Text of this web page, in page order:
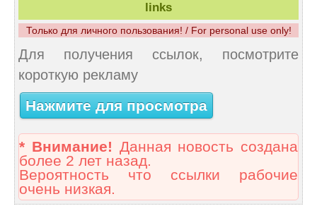
links
Только для личного пользования! / For personal use only!
Для получения ссылок, посмотрите
короткую рекламу
Нажмите для просмотра
* Внимание! Данная новость создана
более 2 лет назад.
Вероятность что ссылки рабочие
очень низкая.